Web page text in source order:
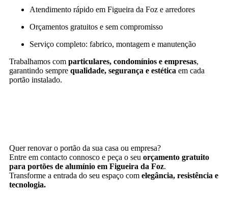
Atendimento rápido em Figueira da Foz e arredores
Orçamentos gratuitos e sem compromisso
Serviço completo: fabrico, montagem e manutenção
Trabalhamos com particulares, condomínios e empresas,
garantindo sempre qualidade, segurança e estética em cada
portão instalado.
Quer renovar o portão da sua casa ou empresa?
Entre em contacto connosco e peça o seu orçamento gratuito
para portões de alumínio em Figueira da Foz.
Transforme a entrada do seu espaço com elegância, resistência e
tecnologia.